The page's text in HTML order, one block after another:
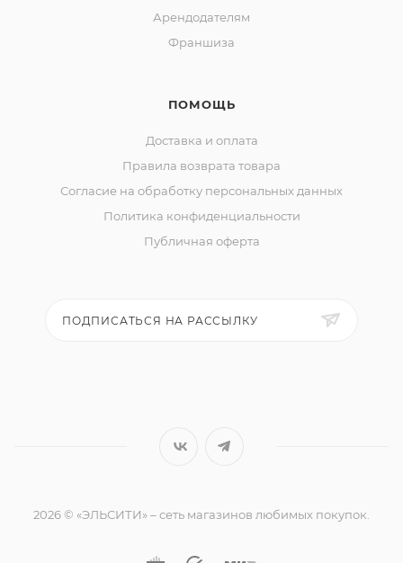
Арендодателям
Франшиза
ПОМОЩЬ
Доставка и оплата
Правила возврата товара
Согласие на обработку персональных данных
Политика конфиденциальности
Публичная оферта
ПОДПИСАТЬСЯ НА РАССЫЛКУ
2026 © «ЭЛЬСИТИ» – сеть магазинов любимых покупок.